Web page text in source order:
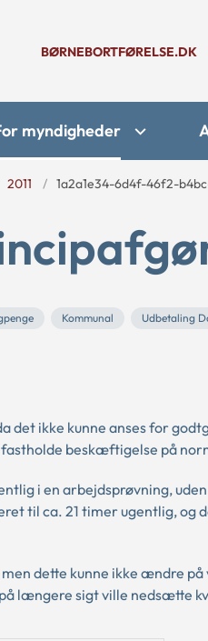
BØRNEBORTFØRELSE.DK
myndigheder
2011 1a2a1e34-6d4f-46f2-
Kommunal Udbetaling
ikke kunne anses for
beskæftigelse på
i en arbejdsprøvning,
til ca. 21 timer ugentlig, og
dette kunne ikke ændre
længere sigt ville nedsætte